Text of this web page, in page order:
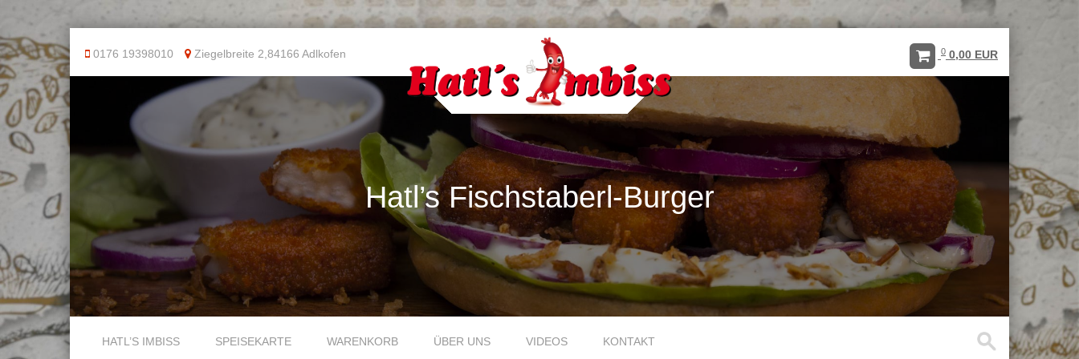
0176 19398010 Ziegelbreite 2,84166 Adlkofen 0 0,00 EUR
Hatl’s Fischstaberl-Burger
Menu
HATL’S IMBISS
SPEISEKARTE WARENKORB ÜBER UNS VIDEOS KONTAKT